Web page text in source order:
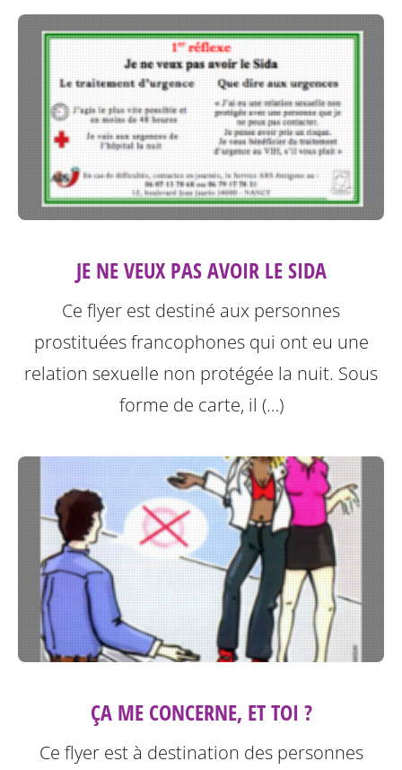
JE NE VEUX PAS AVOIR LE SIDA
Ce flyer est destiné aux personnes
prostituées francophones qui ont eu une
relation sexuelle non protégée la nuit. Sous
forme de carte, il (…)
ÇA ME CONCERNE, ET TOI ?
Ce flyer est à destination des personnes